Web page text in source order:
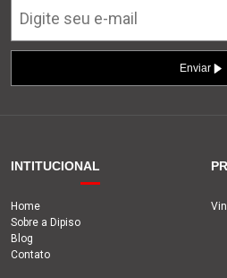
Enviar
INTITUCIONAL
Home
Sobre a Dipiso
Blog
Contato